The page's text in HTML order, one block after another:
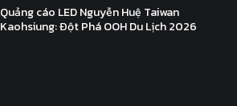
Quảng cáo LED Nguyễn Huệ Taiwan
Kaohsiung: Đột Phá OOH Du Lịch 2026